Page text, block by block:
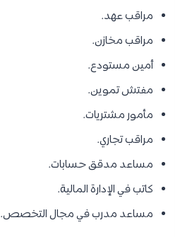
مراقب عهد.
مراقب مخازن.
أمين مستودع.
مفتش تموين.
مأمور مشتريات.
مراقب تجاري.
مساعد مدقق حسابات.
كاتب في الإدارة المالية.
مساعد مدرب في مجال التخصص.